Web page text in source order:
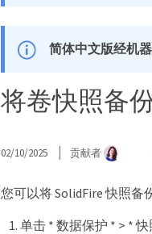
简体中文版经机
将卷快照备
02/10/2025 贡献者
您可以将 SolidFire 快照备
单击 * 数据保护 * > * 快